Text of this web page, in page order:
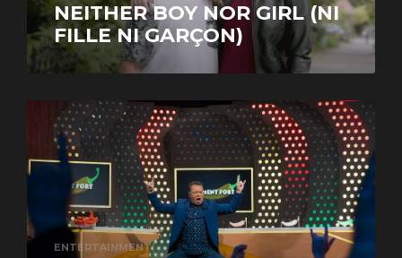
NEITHER BOY NOR GIRL (NI
FILLE NI GARÇON)
ENTERTAINMENT